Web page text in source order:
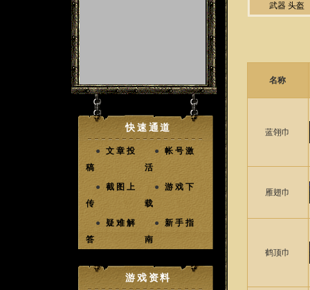
快速通道
●
文章投
稿
●
帐号激
活
●
截图上
传
●
游戏下
载
●
疑难解
答
●
新手指
南
游戏资料
武器 头盔
名称
蓝翎巾
雁翅巾
鹤顶巾